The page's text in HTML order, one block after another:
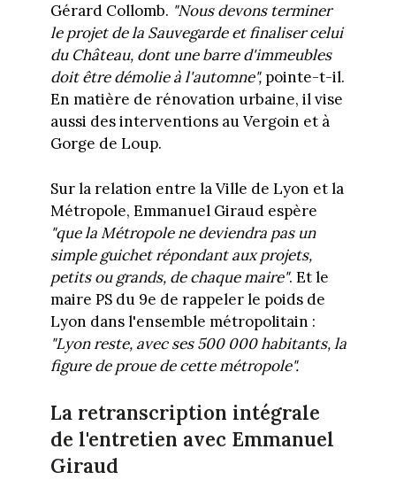
Gérard Collomb. "Nous devons terminer
le projet de la Sauvegarde et finaliser celui
du Château, dont une barre d'immeubles
doit être démolie à l'automne", pointe-t-il.
En matière de rénovation urbaine, il vise
aussi des interventions au Vergoin et à
Gorge de Loup.
Sur la relation entre la Ville de Lyon et la
Métropole, Emmanuel Giraud espère
"que la Métropole ne deviendra pas un
simple guichet répondant aux projets,
petits ou grands, de chaque maire". Et le
maire PS du 9e de rappeler le poids de
Lyon dans l'ensemble métropolitain :
"Lyon reste, avec ses 500 000 habitants, la
figure de proue de cette métropole".
La retranscription intégrale
de l'entretien avec Emmanuel
Giraud